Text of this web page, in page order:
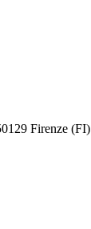
Firenze (FI)